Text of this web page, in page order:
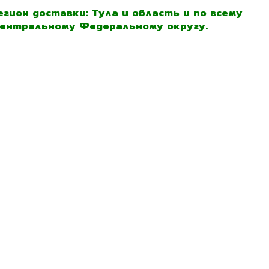
доставки: Тула и область и по всему
Федеральному округу.